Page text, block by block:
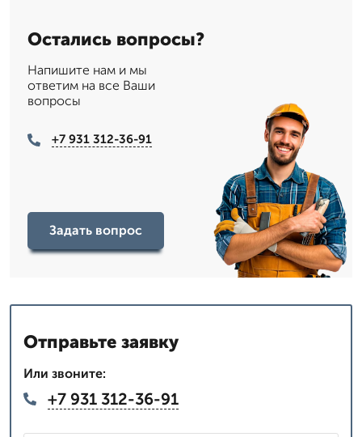
Остались вопросы?
Напишите нам и мы
ответим на все Ваши
вопросы
+7 931 312-36-91
Задать вопрос
Отправьте заявку
Или звоните:
+7 931 312-36-91